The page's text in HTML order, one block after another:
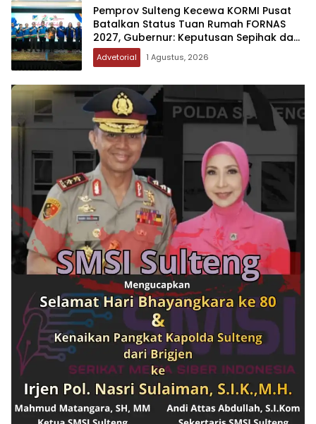
Pemprov Sulteng Kecewa KORMI Pusat
Batalkan Status Tuan Rumah FORNAS
2027, Gubernur: Keputusan Sepihak dan
Tanpa Koordinasi
Advetorial 1 Agustus, 2026